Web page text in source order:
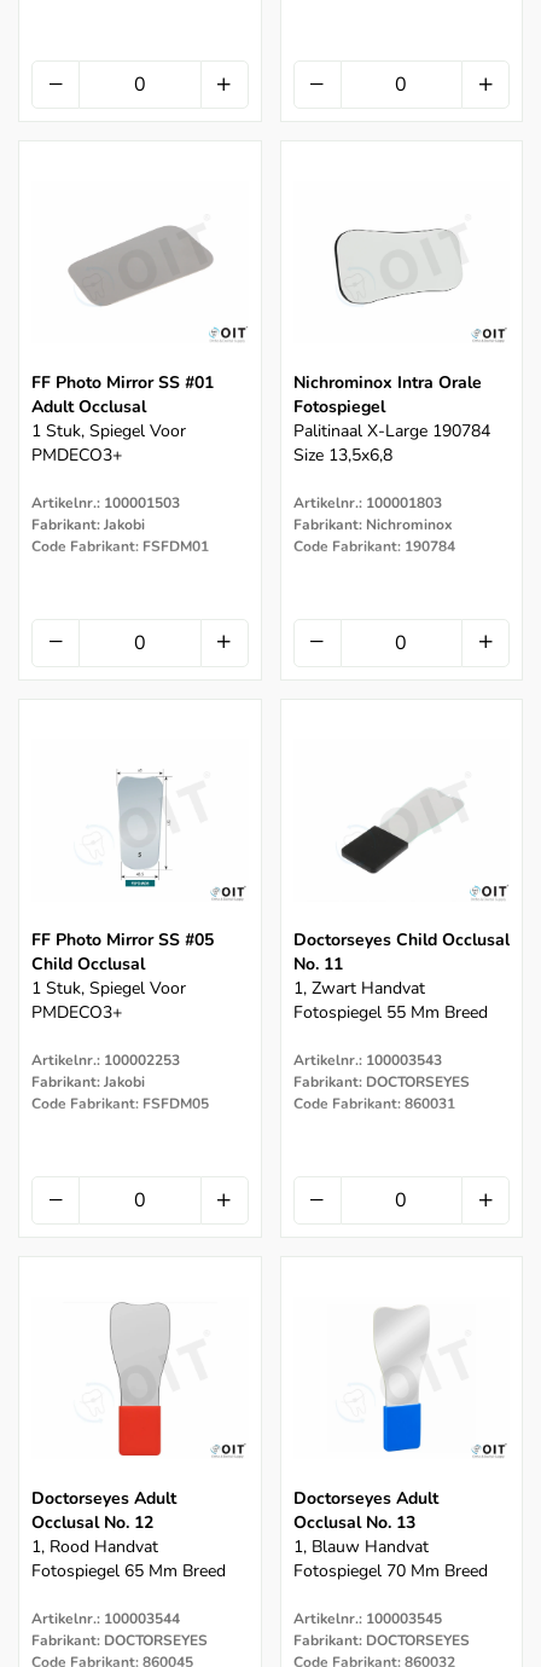
FF Photo Mirror SS #01
Adult Occlusal
1 Stuk, Spiegel Voor
PMDECO3+
Artikelnr.: 100001503
Fabrikant: Jakobi
Code Fabrikant: FSFDM01
Nichrominox Intra Orale
Fotospiegel
Palitinaal X-Large 190784
Size 13,5x6,8
Artikelnr.: 100001803
Fabrikant: Nichrominox
Code Fabrikant: 190784
FF Photo Mirror SS #05
Child Occlusal
1 Stuk, Spiegel Voor
PMDECO3+
Artikelnr.: 100002253
Fabrikant: Jakobi
Code Fabrikant: FSFDM05
Doctorseyes Child Occlusal
No. 11
1, Zwart Handvat
Fotospiegel 55 Mm Breed
Artikelnr.: 100003543
Fabrikant: DOCTORSEYES
Code Fabrikant: 860031
Doctorseyes Adult
Occlusal No. 12
1, Rood Handvat
Fotospiegel 65 Mm Breed
Artikelnr.: 100003544
Fabrikant: DOCTORSEYES
Code Fabrikant: 860045
Doctorseyes Adult
Occlusal No. 13
1, Blauw Handvat
Fotospiegel 70 Mm Breed
Artikelnr.: 100003545
Fabrikant: DOCTORSEYES
Code Fabrikant: 860032